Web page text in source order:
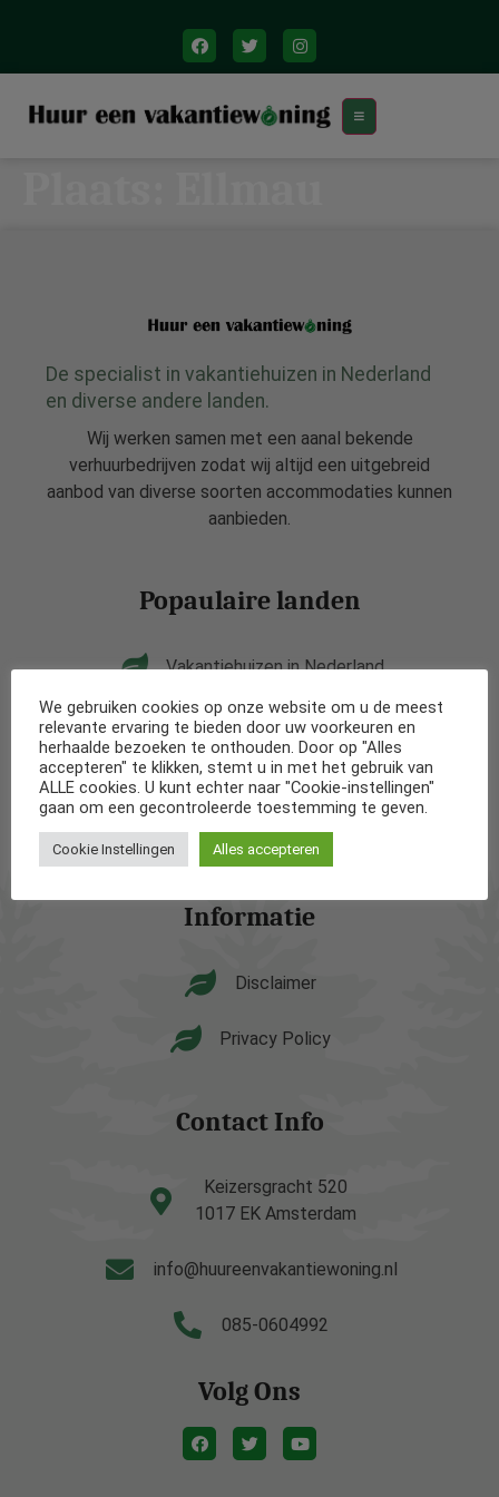
De specialist in vakantiehuizen in Nederland
en diverse andere landen.
Wij werken samen met een aanal bekende
verhuurbedrijven zodat wij altijd een uitgebreid
aanbod van diverse soorten accommodaties kunnen
aanbieden.
Popaulaire landen
Vakantiehuizen in Nederland
Vakantiehuizen in België
Vakantiehuizen in Frankrijk
Vakantiehuizen in Spanje
Informatie
Disclaimer
Privacy Policy
Contact Info
Keizersgracht 520
1017 EK Amsterdam
info@huureenvakantiewoning.nl
085-0604992
Volg Ons
We gebruiken cookies op onze website om u de meest
relevante ervaring te bieden door uw voorkeuren en
herhaalde bezoeken te onthouden. Door op "Alles
accepteren" te klikken, stemt u in met het gebruik van
ALLE cookies. U kunt echter naar "Cookie-instellingen"
gaan om een gecontroleerde toestemming te geven.
Cookie Instellingen Alles accepteren